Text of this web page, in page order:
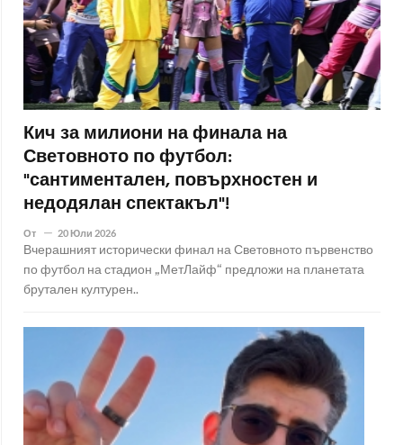
Кич за милиони на финала на
Световното по футбол:
"сантиментален, повърхностен и
недодялан спектакъл"!
От 20 Юли 2026
Вчерашният исторически финал на Световното първенство
по футбол на стадион „МетЛайф“ предложи на планетата
брутален културен..